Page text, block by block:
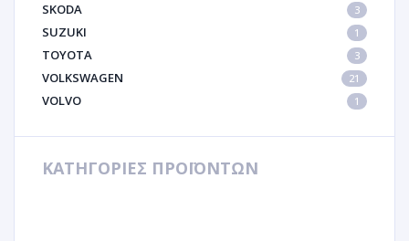
SKODA 3
SUZUKI 1
TOYOTA 3
VOLKSWAGEN 21
VOLVO 1
ΚΑΤΗΓΟΡΙΕΣ ΠΡΟΪΟΝΤΩΝ